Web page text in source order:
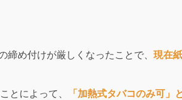
め付けが厳しくなったことで、 現在
とによって、 「加熱式タバコのみ可」